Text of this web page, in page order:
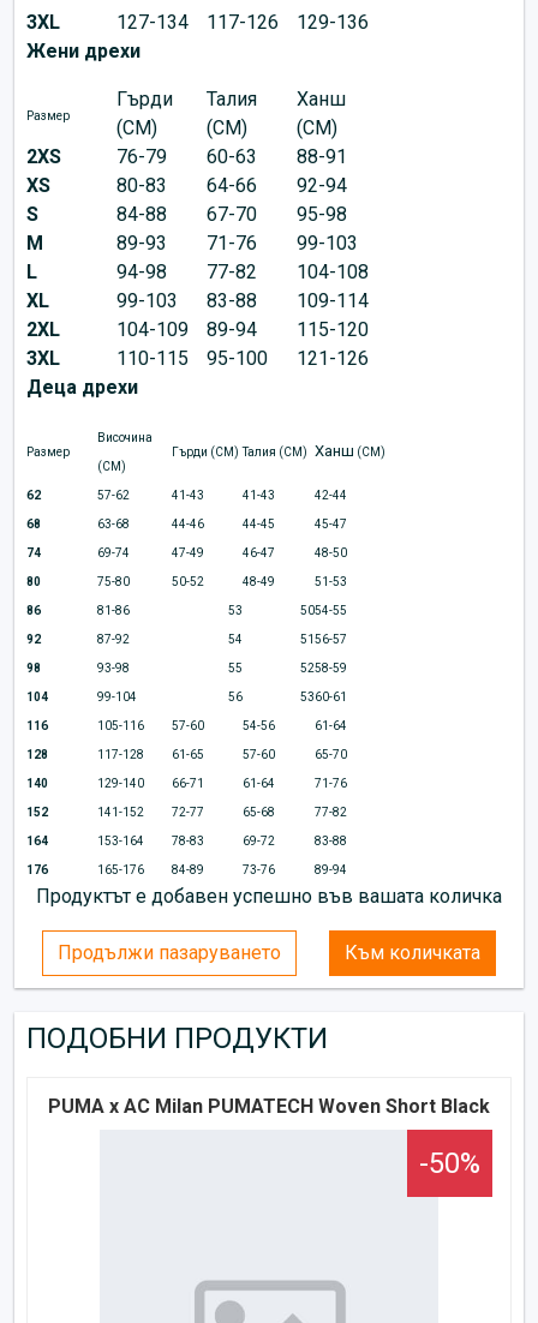
3XL
127-134 117-126
129-136
Жени дрехи
Размер
Гърди
(CM)
Талия
(CM)
Ханш
(CM)
2XS
76-79 60-63
88-91
XS
80-83 64-66
92-94
S
84-88 67-70
95-98
M
89-93 71-76
99-103
L
94-98 77-82
104-108
XL
99-103 83-88
109-114
2XL
104-109 89-94
115-120
3XL
110-115 95-100
121-126
Деца дрехи
Размер
Височина
(CM)
Гърди (CM) Талия (CM) Ханш (CM)
62 57-62 41-43 41-43 42-44
68 63-68 44-46 44-45 45-47
74 69-74 47-49 46-47 48-50
80 75-80 50-52 48-49 51-53
86 81-86 53 5054-55
92 87-92 54 5156-57
98 93-98 55 5258-59
104 99-104 56 5360-61
116 105-116 57-60 54-56 61-64
128 117-128 61-65 57-60 65-70
140 129-140 66-71 61-64 71-76
152 141-152 72-77 65-68 77-82
164 153-164 78-83 69-72 83-88
176 165-176 84-89 73-76 89-94
Продуктът е добавен успешно във вашата количка
Продължи пазаруването Към количката
ПОДОБНИ ПРОДУКТИ
PUMA x AC Milan PUMATECH Woven Short Black
-50%